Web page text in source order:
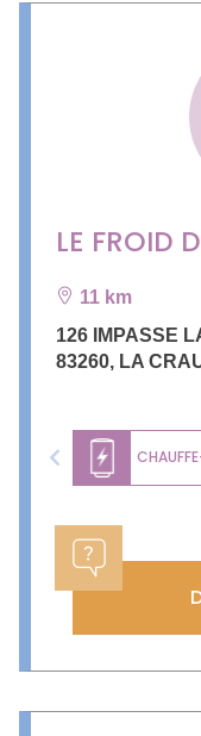
LE FROID
11 km
126 IMPASSE
83260, LA
Previous